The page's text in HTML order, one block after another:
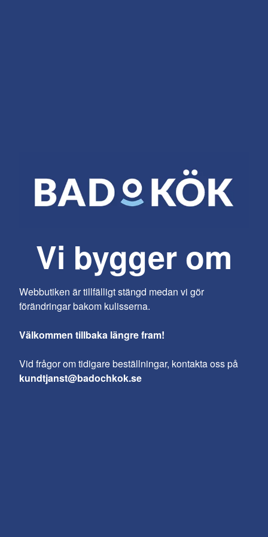
Vi bygger om
Webbutiken är tillfälligt stängd medan vi gör
förändringar bakom kulisserna.
Välkommen tillbaka längre fram!
Vid frågor om tidigare beställningar, kontakta oss på
kundtjanst@badochkok.se